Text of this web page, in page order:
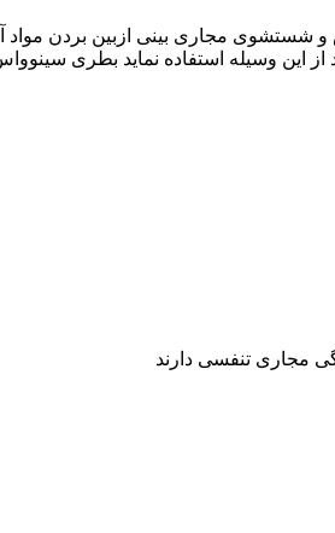
مجاری بینی ازبین بردن مواد
از این وسیله استفاده نماید بطری
مجاری تنفسی دارند